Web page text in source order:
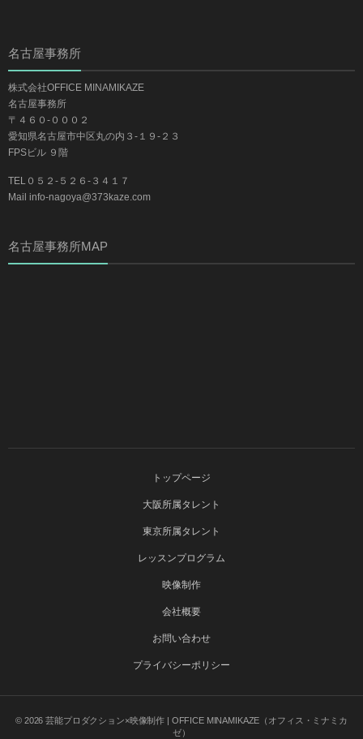
名古屋事務所
株式会社OFFICE MINAMIKAZE
名古屋事務所
〒４６０-０００２
愛知県名古屋市中区丸の内３-１９-２３
FPSビル ９階
TEL０５２-５２６-３４１７
Mail info-nagoya@373kaze.com
名古屋事務所MAP
トップページ
大阪所属タレント
東京所属タレント
レッスンプログラム
映像制作
会社概要
お問い合わせ
プライバシーポリシー
© 2026芸能プロダクション×映像制作 | OFFICE MINAMIKAZE（オフィス・ミナミカ
ゼ）